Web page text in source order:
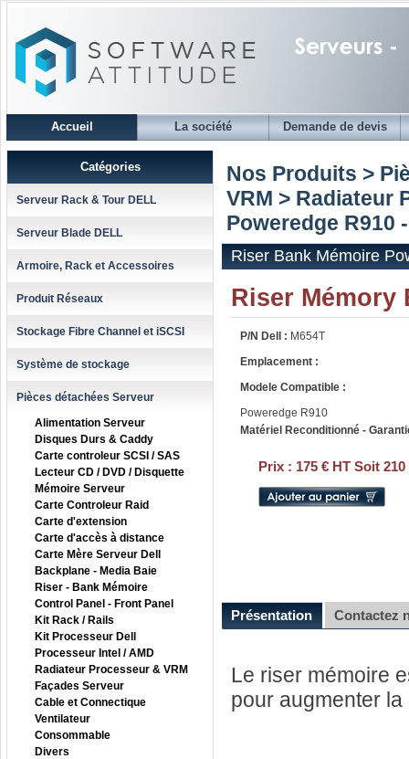
Accueil La société Demande de devis
Catégories
Serveur Rack & Tour DELL
Serveur Blade DELL
Armoire, Rack et Accessoires
Produit Réseaux
Stockage Fibre Channel et iSCSI
Système de stockage
Pièces détachées Serveur
Alimentation Serveur
Disques Durs & Caddy
Carte controleur SCSI / SAS
Lecteur CD / DVD / Disquette
Mémoire Serveur
Carte Controleur Raid
Carte d'extension
Carte d'accès à distance
Carte Mère Serveur Dell
Backplane - Media Baie
Riser - Bank Mémoire
Control Panel - Front Panel
Kit Rack / Rails
Kit Processeur Dell
Processeur Intel / AMD
Radiateur Processeur & VRM
Façades Serveur
Cable et Connectique
Ventilateur
Consommable
Divers
Nos Produits >
VRM > Radiateur
Poweredge R910
Riser Bank Mémoire
Riser Mémory
P/N Dell : M654T
Emplacement :
Modele Compatible :
Poweredge R910
Matériel Reconditionné -
Prix : 175 € HT Soit 210
Présentation Contactez
Le riser mémoire
pour augmenter